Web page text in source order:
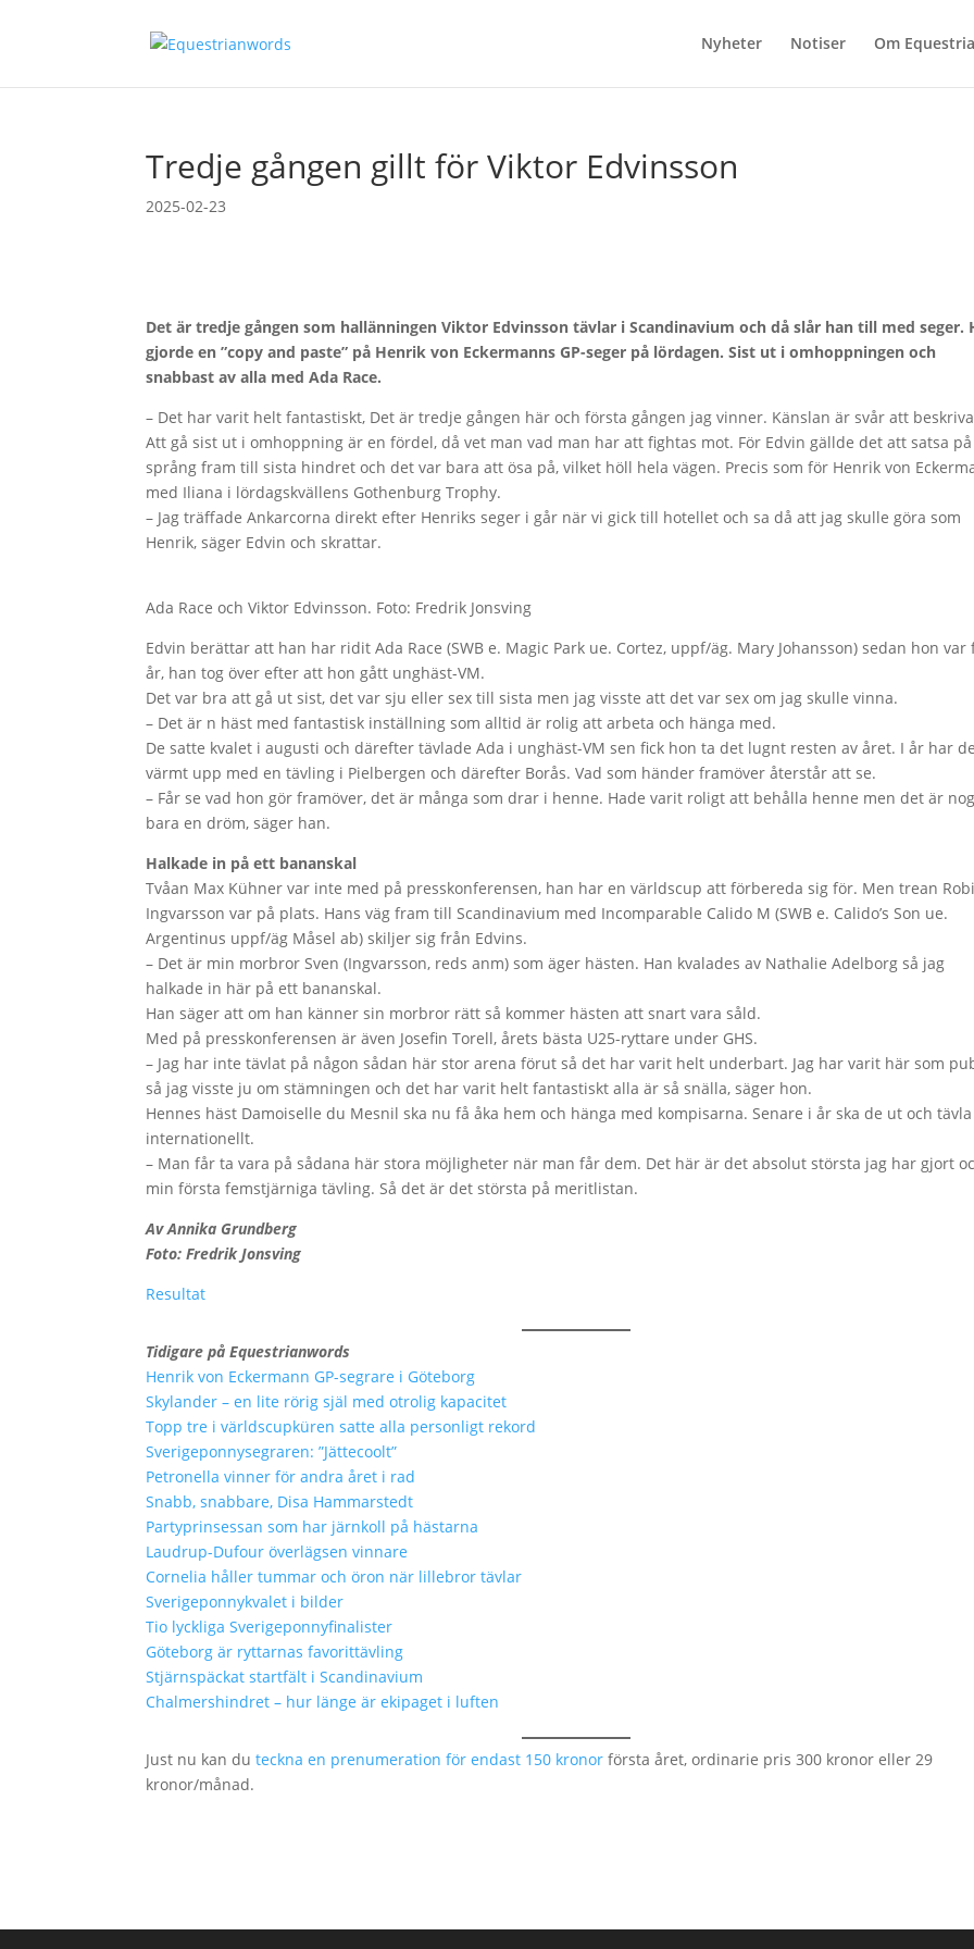
Nyheter Notiser Om
Tredje gången gillt för Viktor Edvinsson
2025-02-23
Det är tredje gången som hallänningen Viktor Edvinsson tävlar i Scandinavium och då slår han till med seger.
gjorde en ”copy and paste” på Henrik von Eckermanns GP-seger på lördagen. Sist ut i omhoppningen och
snabbast av alla med Ada Race.
– Det har varit helt fantastiskt, Det är tredje gången här och första gången jag vinner. Känslan är svår att
Att gå sist ut i omhoppning är en fördel, då vet man vad man har att fightas mot. För Edvin gällde det att satsa på
språng fram till sista hindret och det var bara att ösa på, vilket höll hela vägen. Precis som för Henrik von
med Iliana i lördagskvällens Gothenburg Trophy.
– Jag träffade Ankarcorna direkt efter Henriks seger i går när vi gick till hotellet och sa då att jag skulle göra som
Henrik, säger Edvin och skrattar.
Ada Race och Viktor Edvinsson. Foto: Fredrik Jonsving
Edvin berättar att han har ridit Ada Race (SWB e. Magic Park ue. Cortez, uppf/äg. Mary Johansson) sedan hon var
år, han tog över efter att hon gått unghäst-VM.
Det var bra att gå ut sist, det var sju eller sex till sista men jag visste att det var sex om jag skulle vinna.
– Det är n häst med fantastisk inställning som alltid är rolig att arbeta och hänga med.
De satte kvalet i augusti och därefter tävlade Ada i unghäst-VM sen fick hon ta det lugnt resten av året. I år har de
värmt upp med en tävling i Pielbergen och därefter Borås. Vad som händer framöver återstår att se.
– Får se vad hon gör framöver, det är många som drar i henne. Hade varit roligt att behålla henne men det är nog
bara en dröm, säger han.
Halkade in på ett bananskal
Tvåan Max Kühner var inte med på presskonferensen, han har en världscup att förbereda sig för. Men trean
Ingvarsson var på plats. Hans väg fram till Scandinavium med Incomparable Calido M (SWB e. Calido’s Son ue.
Argentinus uppf/äg Måsel ab) skiljer sig från Edvins.
– Det är min morbror Sven (Ingvarsson, reds anm) som äger hästen. Han kvalades av Nathalie Adelborg så jag
halkade in här på ett bananskal.
Han säger att om han känner sin morbror rätt så kommer hästen att snart vara såld.
Med på presskonferensen är även Josefin Torell, årets bästa U25-ryttare under GHS.
– Jag har inte tävlat på någon sådan här stor arena förut så det har varit helt underbart. Jag har varit här som
så jag visste ju om stämningen och det har varit helt fantastiskt alla är så snälla, säger hon.
Hennes häst Damoiselle du Mesnil ska nu få åka hem och hänga med kompisarna. Senare i år ska de ut och tävla
internationellt.
– Man får ta vara på sådana här stora möjligheter när man får dem. Det här är det absolut största jag har gjort
min första femstjärniga tävling. Så det är det största på meritlistan.
Av Annika Grundberg
Foto: Fredrik Jonsving
Resultat
Tidigare på Equestrianwords
Henrik von Eckermann GP-segrare i Göteborg
Skylander – en lite rörig själ med otrolig kapacitet
Topp tre i världscupküren satte alla personligt rekord
Sverigeponnysegraren: ”Jättecoolt”
Petronella vinner för andra året i rad
Snabb, snabbare, Disa Hammarstedt
Partyprinsessan som har järnkoll på hästarna
Laudrup-Dufour överlägsen vinnare
Cornelia håller tummar och öron när lillebror tävlar
Sverigeponnykvalet i bilder
Tio lyckliga Sverigeponnyfinalister
Göteborg är ryttarnas favorittävling
Stjärnspäckat startfält i Scandinavium
Chalmershindret – hur länge är ekipaget i luften
Just nu kan duteckna en prenumeration för endast 150 kronor första året, ordinarie pris 300 kronor eller 29
kronor/månad.